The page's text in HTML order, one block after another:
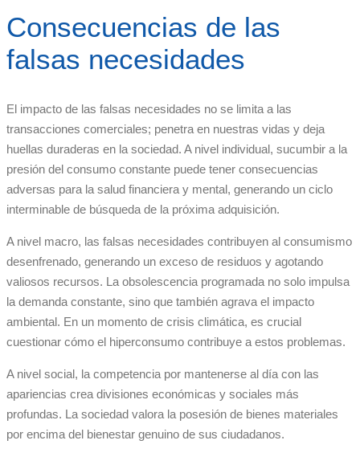
Consecuencias de las
falsas necesidades
El impacto de las falsas necesidades no se limita a las
transacciones comerciales; penetra en nuestras vidas y deja
huellas duraderas en la sociedad. A nivel individual, sucumbir a la
presión del consumo constante puede tener consecuencias
adversas para la salud financiera y mental, generando un ciclo
interminable de búsqueda de la próxima adquisición.
A nivel macro, las falsas necesidades contribuyen al consumismo
desenfrenado, generando un exceso de residuos y agotando
valiosos recursos. La obsolescencia programada no solo impulsa
la demanda constante, sino que también agrava el impacto
ambiental. En un momento de crisis climática, es crucial
cuestionar cómo el hiperconsumo contribuye a estos problemas.
A nivel social, la competencia por mantenerse al día con las
apariencias crea divisiones económicas y sociales más
profundas. La sociedad valora la posesión de bienes materiales
por encima del bienestar genuino de sus ciudadanos.